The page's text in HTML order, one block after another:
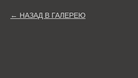
НАЗАД В ГАЛЕРЕЮ